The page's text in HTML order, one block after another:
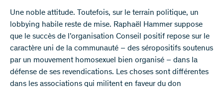
Une noble attitude. Toutefois, sur le terrain politique, un
lobbying habile reste de mise. Raphaël Hammer suppose
que le succès de l’organisation Conseil positif repose sur le
caractère uni de la communauté – des séropositifs soutenus
par un mouvement homosexuel bien organisé – dans la
défense de ses revendications. Les choses sont différentes
dans les associations qui militent en faveur du don